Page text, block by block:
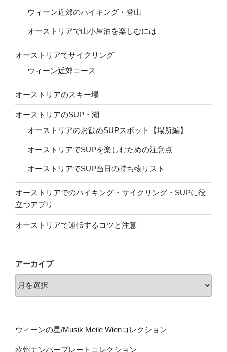
ウィーン近郊のハイキング・登山
オーストリアで山小屋泊を楽しむには
オーストリアでサイクリング
ウィーン近郊コース
オーストリアのスキー場
オーストリアのSUP・湖
オーストリアのお勧めSUPスポット【場所編】
オーストリアでSUPを楽しむための注意点
オーストリアでSUP当日の持ち物リスト
オーストリアでのハイキング・サイクリング・SUPに役
立つアプリ
オーストリアで運転するコツと注意
アーカイブ
ウィーンの星/Musik Meile Wienコレクション
欧州ナンバープレートコレクション